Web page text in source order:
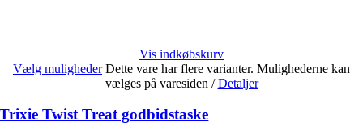
Vis indkøbskurv
Vælg muligheder Dette vare har flere varianter. Mulighederne kan
vælges på varesiden / Detaljer
Trixie Twist Treat godbidstaske